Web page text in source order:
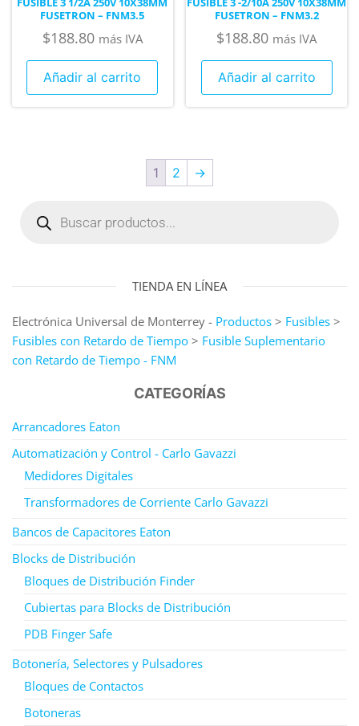
FUSETRON – FNM3.5
$188.80 más IVA
Añadir al carrito
FUSETRON – FNM3.2
$188.80 más IVA
Añadir al carrito
1 2 →
TIENDA EN LÍNEA
Electrónica Universal de Monterrey - Productos > Fusibles >
Fusibles con Retardo de Tiempo > Fusible Suplementario
con Retardo de Tiempo - FNM
CATEGORÍAS
Arrancadores Eaton
Automatización y Control - Carlo Gavazzi
Medidores Digitales
Transformadores de Corriente Carlo Gavazzi
Bancos de Capacitores Eaton
Blocks de Distribución
Bloques de Distribución Finder
Cubiertas para Blocks de Distribución
PDB Finger Safe
Botonería, Selectores y Pulsadores
Bloques de Contactos
Botoneras